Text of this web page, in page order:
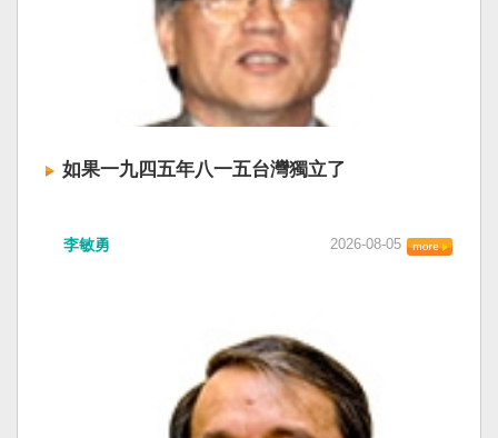
如果一九四五年八一五台灣獨立了
李敏勇 2026-08-05